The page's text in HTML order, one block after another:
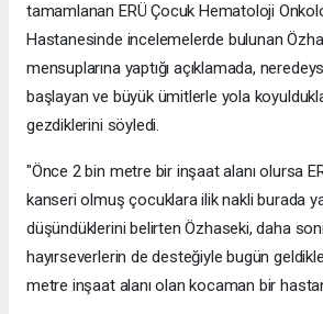
tamamlanan ERÜ Çocuk Hematoloji
Hastanesinde incelemelerde bulunan
mensuplarına yaptığı açıklamada,
başlayan ve büyük ümitlerle yola
gezdiklerini söyledi.
"Önce 2 bin metre bir inşaat alanı olursa
kanseri olmuş çocuklara ilik nakli burada
düşündüklerini belirten Özhaseki, daha
hayırseverlerin de desteğiyle bugün
metre inşaat alanı olan kocaman bir